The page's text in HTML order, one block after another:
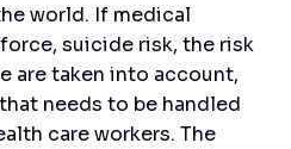
world. If medical
suicide risk, the risk
are taken into account,
needs to be handled
care workers. The